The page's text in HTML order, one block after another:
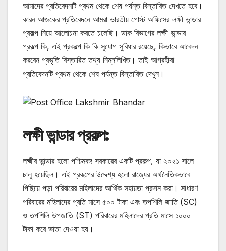
আমাদের প্রতিবেদনটি প্রথম থেকে শেষ পর্যন্ত বিস্তারিত দেখতে হবে।
কারন আজকের প্রতিবেদনে আমরা ভারতীয় পোস্ট অফিসের লক্ষী ভান্ডার
প্রকল্প নিয়ে আলোচনা করতে চলেছি। ডাক বিভাগের লক্ষী ভান্ডার
প্রকল্প কি, এই প্রকল্পে কি কি সুযোগ সুবিধার রয়েছে, কিভাবে আবেদন
করবেন প্রভৃতি বিস্তারিত তথ্য নিম্নলিখিত। তাই আগ্রহীরা
প্রতিবেদনটি প্রথম থেকে শেষ পর্যন্ত বিস্তারিত দেখুন।
লক্ষী ভান্ডার প্রকল্প:
লক্ষ্মীর ভান্ডার হলো পশ্চিমবঙ্গ সরকারের একটি প্রকল্প, যা ২০২১ সালে
চালু হয়েছিল। এই প্রকল্পের উদ্দেশ্য হলো রাজ্যের অর্থনৈতিকভাবে
পিছিয়ে পড়া পরিবারের মহিলাদের আর্থিক সহায়তা প্রদান করা। সাধারণ
পরিবারের মহিলাদের প্রতি মাসে ৫০০ টাকা এবং তপশিলি জাতি (SC)
ও তপশিলি উপজাতি (ST) পরিবারের মহিলাদের প্রতি মাসে ১০০০
টাকা করে ভাতা দেওয়া হয়।